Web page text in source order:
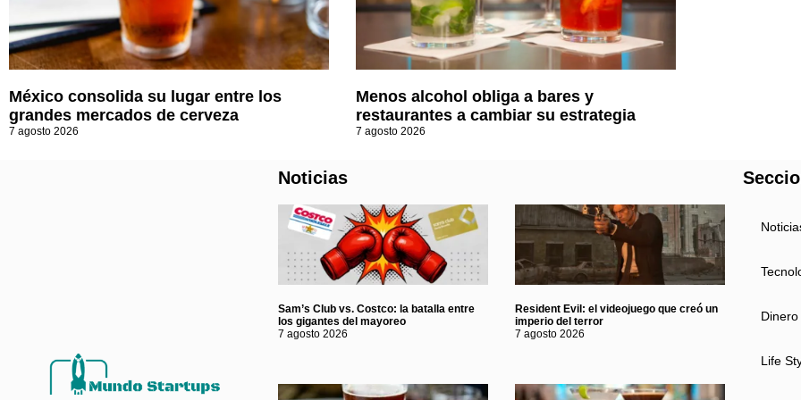
México consolida su lugar entre los
grandes mercados de cerveza
7 agosto 2026
Menos alcohol obliga a bares y
restaurantes a cambiar su estrategia
7 agosto 2026
Noticias
Sam’s Club vs. Costco: la batalla entre
los gigantes del mayoreo
7 agosto 2026
Resident Evil: el videojuego que creó un
imperio del terror
7 agosto 2026
Dinero
Life